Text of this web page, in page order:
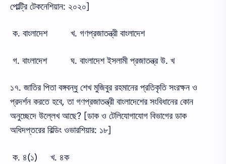
পোল্ট্রি টেকনেশিয়ান: ২০২০]
ক. বাংলাদেশ খ. গণপ্রজাতন্ত্রী বাংলাদেশ
গ. বাংলাদেশ ঘ. বাংলাদেশ ইসলামী প্রজাতন্ত্র উ. খ
১৭. জাতির পিতা বঙ্গবন্ধু শেখ মুজিবুর রহমানের প্রতিকৃতি সংরক্ষন ও
প্রদর্শন করতে হবে, তা গণপ্রজাতন্ত্রী বাংলাদেশের সংবিধানের কোন
অনুচ্ছেদে উল্লেখ আছে? [ডাক ও টেলিযোগাযোগ বিভাগের ডাক
অধিদপ্তরের বিল্ডিং ওভারশিয়ার: ১৮]
ক. ৪(১) খ. ৪ক